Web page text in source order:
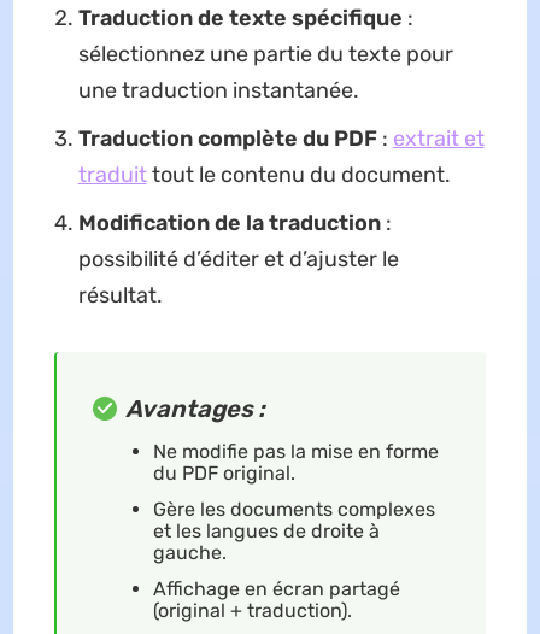
Traduction de texte spécifique :
sélectionnez une partie du texte pour
une traduction instantanée.
Traduction complète du PDF: extrait et
traduittout le contenu du document.
Modification de la traduction:
possibilité d’éditer et d’ajuster le
résultat.
Avantages :
Ne modifie pas la mise en forme
du PDF original.
Gère les documents complexes
et les langues de droite à
gauche.
Affichage en écran partagé
(original + traduction).